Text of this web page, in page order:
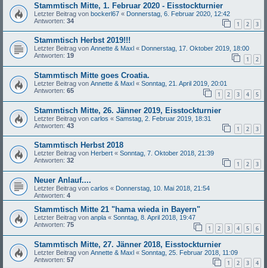
Stammtisch Mitte, 1. Februar 2020 - Eisstockturnier
Letzter Beitrag von bockerl67 « Donnerstag, 6. Februar 2020, 12:42
Antworten: 34 1 2 3
Stammtisch Herbst 2019!!!
Letzter Beitrag von Annette & Maxl « Donnerstag, 17. Oktober 2019, 18:00
Antworten: 19 1 2
Stammtisch Mitte goes Croatia.
Letzter Beitrag von Annette & Maxl « Sonntag, 21. April 2019, 20:01
Antworten: 65 1 2 3 4 5
Stammtisch Mitte, 26. Jänner 2019, Eisstockturnier
Letzter Beitrag von carlos « Samstag, 2. Februar 2019, 18:31
Antworten: 43 1 2 3
Stammtisch Herbst 2018
Letzter Beitrag von Herbert « Sonntag, 7. Oktober 2018, 21:39
Antworten: 32 1 2 3
Neuer Anlauf....
Letzter Beitrag von carlos « Donnerstag, 10. Mai 2018, 21:54
Antworten: 4
Stammtisch Mitte 21 "hama wieda in Bayern"
Letzter Beitrag von anpla « Sonntag, 8. April 2018, 19:47
Antworten: 75 1 2 3 4 5 6
Stammtisch Mitte, 27. Jänner 2018, Eisstockturnier
Letzter Beitrag von Annette & Maxl « Sonntag, 25. Februar 2018, 11:09
Antworten: 57 1 2 3 4